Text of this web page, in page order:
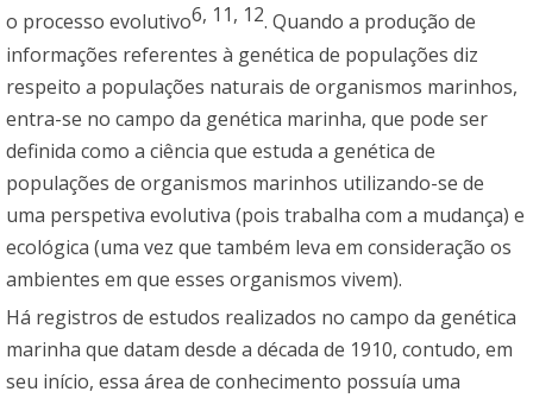
o processo evolutivo6, 11, 12. Quando a produção de
informações referentes à genética de populações diz
respeito a populações naturais de organismos marinhos,
entra-se no campo da genética marinha, que pode ser
definida como a ciência que estuda a genética de
populações de organismos marinhos utilizando-se de
uma perspetiva evolutiva (pois trabalha com a mudança) e
ecológica (uma vez que também leva em consideração os
ambientes em que esses organismos vivem).
Há registros de estudos realizados no campo da genética
marinha que datam desde a década de 1910, contudo, em
seu início, essa área de conhecimento possuía uma